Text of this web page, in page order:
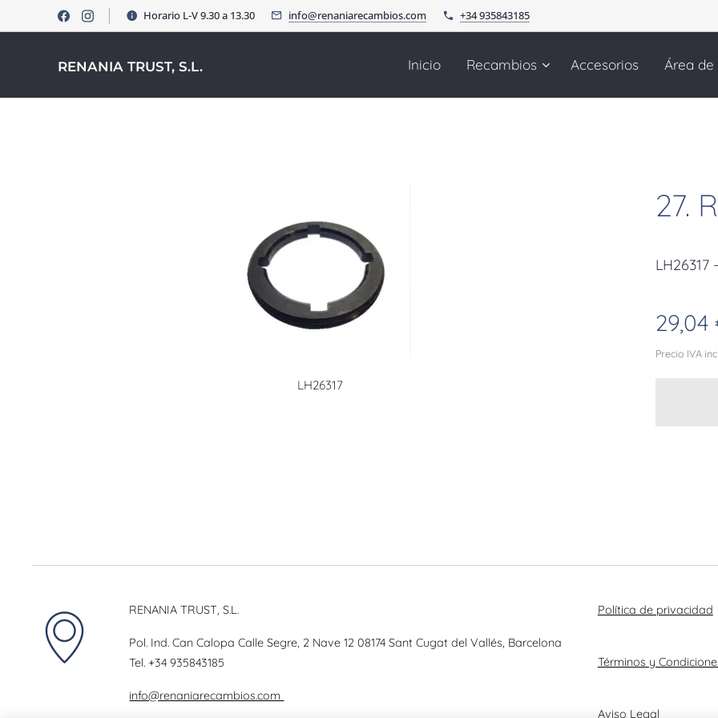
Horario L-V 9.30 a 13.30 info@renaniarecambios.com +34 935843185
RENANIA TRUST, S.L. Inicio Recambios Accesorios Área
27.
LH26317
LH26317
29,04
Precio IVA
RENANIA TRUST, S.L.
Pol. Ind. Can Calopa Calle Segre, 2 Nave 12 08174 Sant Cugat del Vallés, Barcelona
Tel.+34 935843185
info@renaniarecambios.com
Política de privacidad
Términos y
Aviso Legal